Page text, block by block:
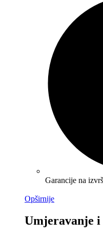
Garancije na
Opširnije
Umjeravanje